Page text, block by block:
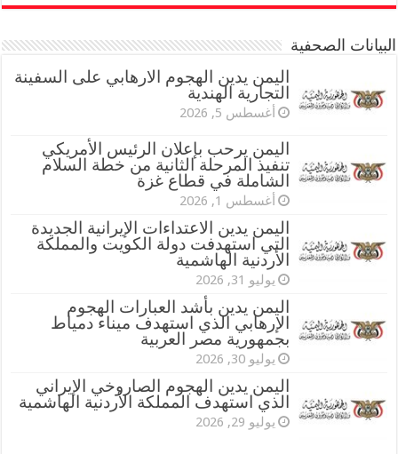
البيانات الصحفية
اليمن يدين الهجوم الارهابي على السفينة
التجارية الهندية
أغسطس 5, 2026
اليمن يرحب بإعلان الرئيس الأمريكي
تنفيذ المرحلة الثانية من خطة السلام
الشاملة في قطاع غزة
أغسطس 1, 2026
اليمن يدين الاعتداءات الإيرانية الجديدة
التي استهدفت دولة الكويت والمملكة
الأردنية الهاشمية
يوليو 31, 2026
اليمن يدين بأشد العبارات الهجوم
الإرهابي الذي استهدف ميناء دمياط
بجمهورية مصر العربية
يوليو 30, 2026
اليمن يدين الهجوم الصاروخي الإيراني
الذي استهدف المملكة الأردنية الهاشمية
يوليو 29, 2026